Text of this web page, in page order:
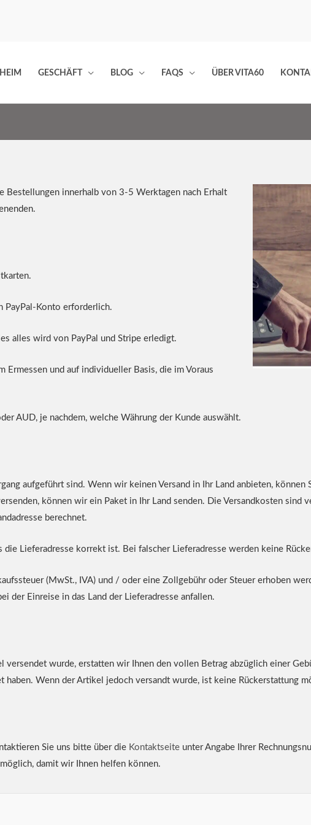
HEIM GESCHÄFT BLOG FAQS ÜBER VITA60
Bestellungen innerhalb von 3-5 Werktagen nach Erhalt
PayPal-Konto erforderlich.
alles wird von PayPal und Stripe erledigt.
und auf individueller Basis, die im Voraus
AUD, je nachdem, welche Währung der Kunde auswählt.
aufgeführt sind. Wenn wir keinen Versand in Ihr Land anbieten, können
können wir ein Paket in Ihr Land senden. Die Versandkosten sind
berechnet.
Lieferadresse korrekt ist. Bei falscher Lieferadresse werden keine
(MwSt., IVA) und / oder eine Zollgebühr oder Steuer erhoben
der Einreise in das Land der Lieferadresse anfallen.
wurde, erstatten wir Ihnen den vollen Betrag abzüglich einer
haben. Wenn der Artikel jedoch versandt wurde, ist keine Rückerstattung
Sie uns bitte über die Kontaktseite unter Angabe Ihrer
damit wir Ihnen helfen können.